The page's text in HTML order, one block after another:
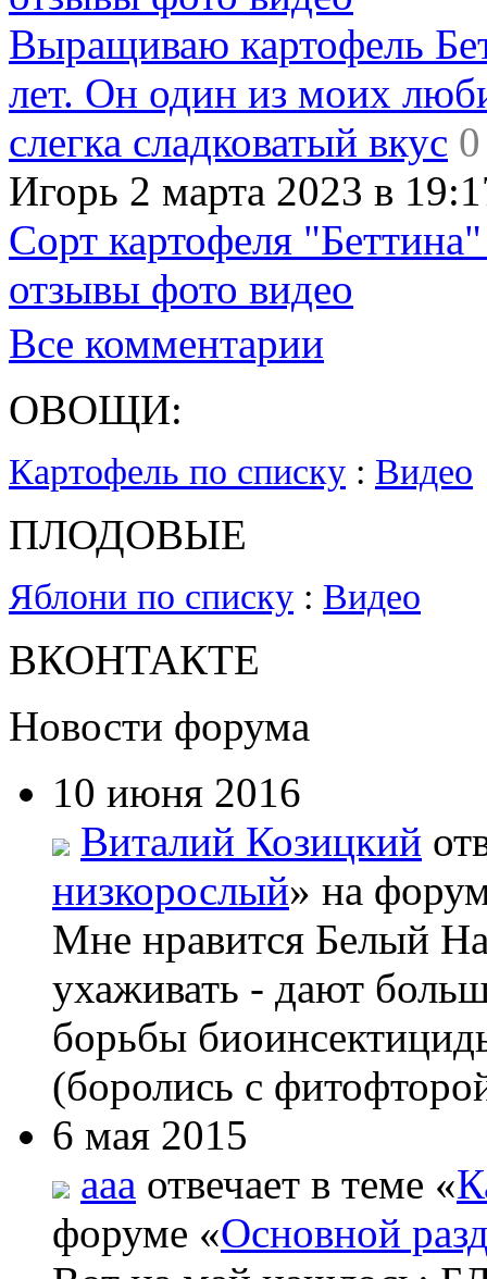
Выращиваю картофель
лет. Он один из моих
слегка сладковатый вкус 0
Игорь 2 марта 2023 в
Сорт картофеля
отзывы фото видео
Все комментарии
ОВОЩИ:
Картофель по списку : Видео
ПЛОДОВЫЕ
Яблони по списку : Видео
ВКОНТАКТЕ
Новости форума
10 июня 2016
Виталий Козицкий
низкорослый» на
Мне нравится Белый
ухаживать - дают
борьбы
(боролись с
6 мая 2015
aaa отвечает в теме «
форуме «Основной